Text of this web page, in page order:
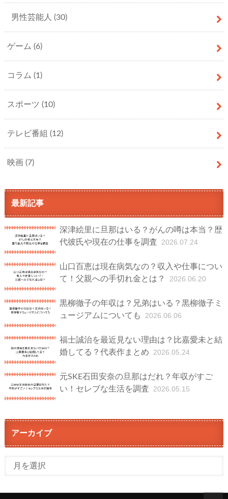
男性芸能人 (30)
ゲーム (6)
コラム (1)
スポーツ (10)
テレビ番組 (12)
映画 (7)
最新記事
深津絵里に旦那はいる？がんの噂は本当？歴
代彼氏や現在の仕事を調査
2026.07.24
山口百恵は現在病気なの？収入や仕事につい
て！父親への手切れ金とは？
2026.06.20
黒柳徹子の年収は？兄弟はいる？黒柳徹子ミ
ュージアムについても
2026.06.06
福士誠治を最近見ない理由は？比嘉愛未と結
婚してる？代表作まとめ
2026.05.24
元SKE石田安奈の旦那はだれ？年収がすご
い！セレブな生活を調査
2026.05.15
アーカイブ